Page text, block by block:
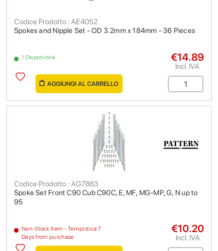
Spokes and Nipple Set - OD 3.2mm x 184mm - 36 Pieces
Codice Prodotto : AE4052
1 Disponibile €14.89
Incl. IVA
AGGIUNGI AL CARRELLO
Spoke Set Front C90 Cub C90C, E, MF, MG-MP, G, N up to
95
Codice Prodotto : AG7863
Non-Stock Item - Tempistica 7
Days from purchase
€10.20
Incl. IVA